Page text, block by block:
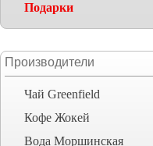
Подарки
Производители
Чай Greenfield
Кофе Жокей
Вода Моршинская